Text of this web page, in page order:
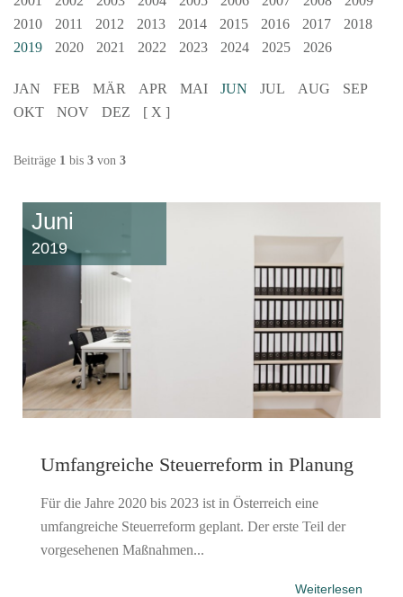
2010
2011 2012 2013 2014 2015 2016 2017
2018
2019
2020 2021 2022 2023 2024 2025 2026
JAN FEB MÄR APR MAI JUN JUL AUG
SEP
OKT
NOV DEZ [ X ]
Beiträge 1 bis 3 von 3
Juni
2019
Umfangreiche Steuerreform in Planung
Für die Jahre 2020 bis 2023 ist in Österreich eine
umfangreiche Steuerreform geplant. Der erste Teil der
vorgesehenen Maßnahmen...
Weiterlesen